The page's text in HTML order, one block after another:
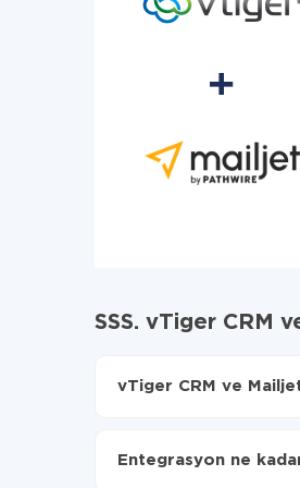
SSS. vTiger CRM
vTiger CRM ve
Otomatik
Entegrasyon ne